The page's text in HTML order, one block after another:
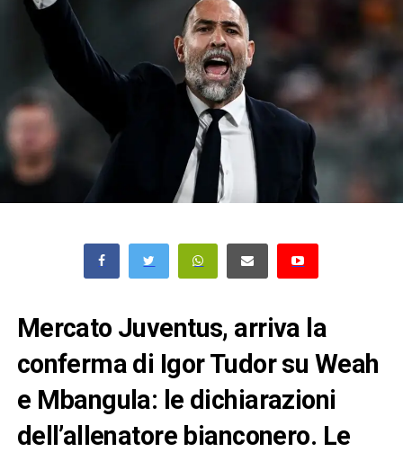
Mercato Juventus, arriva la
conferma di Igor Tudor su Weah
e Mbangula: le dichiarazioni
dell’allenatore bianconero. Le